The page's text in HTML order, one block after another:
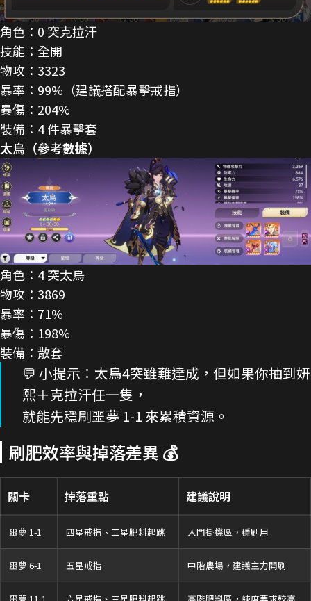
角色：0 突克拉汗
技能：全開
物攻：3323
暴率：99%（建議搭配暴擊戒指）
暴傷：204%
裝備：4 件暴擊套
太烏（參考數據）
角色：4 突太烏
物攻：3869
暴率：71%
暴傷：198%
裝備：散套
💬 小提示：太烏4突雖難達成，但如果你抽到妍
熙＋克拉汗任一隻，
就能先穩刷噩夢 1-1 來累積資源。
刷肥效率與掉落差異 💰
關卡 掉落重點 建議說明
噩夢 1-1 四星戒指、二星肥料起跳 入門掛機區，穩刷用
噩夢 6-1 五星戒指 中階農場，建議主力開刷